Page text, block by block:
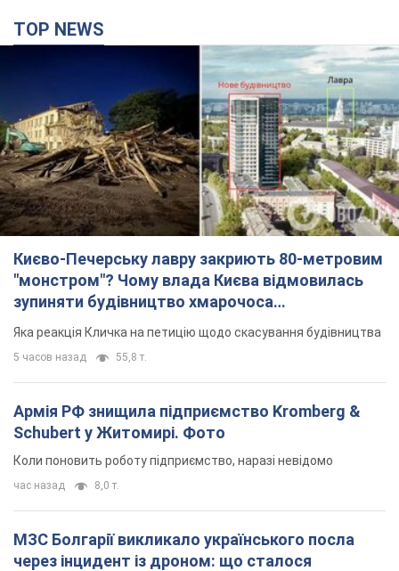
TOP NEWS
Києво-Печерську лавру закриють 80-метровим
"монстром"? Чому влада Києва відмовилась
зупиняти будівництво хмарочоса
"московського вірянина"
Яка реакція Кличка на петицію щодо скасування будівництва
5 часов назад 55,8 т.
Армія РФ знищила підприємство Kromberg &
Schubert у Житомирі. Фото
Коли поновить роботу підприємство, наразі невідомо
час назад 8,0 т.
МЗС Болгарії викликало українського посла
через інцидент із дроном: що сталося